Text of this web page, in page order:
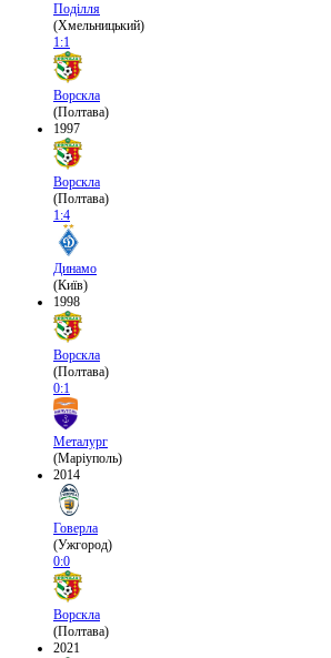
Поділля
(Хмельницький)
1:1
Ворскла
(Полтава)
1997
Ворскла
(Полтава)
1:4
Динамо
(Київ)
1998
Ворскла
(Полтава)
0:1
Металург
(Маріуполь)
2014
Говерла
(Ужгород)
0:0
Ворскла
(Полтава)
2021